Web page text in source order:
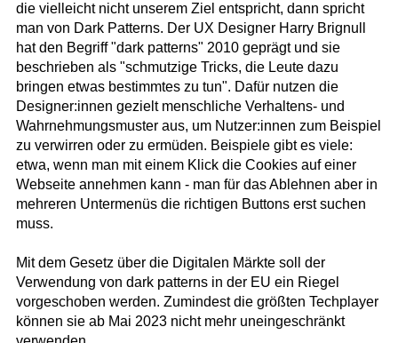
die vielleicht nicht unserem Ziel entspricht, dann spricht
man von Dark Patterns. Der UX Designer Harry Brignull
hat den Begriff "dark patterns" 2010 geprägt und sie
beschrieben als "schmutzige Tricks, die Leute dazu
bringen etwas bestimmtes zu tun". Dafür nutzen die
Designer:innen gezielt menschliche Verhaltens- und
Wahrnehmungsmuster aus, um Nutzer:innen zum Beispiel
zu verwirren oder zu ermüden. Beispiele gibt es viele:
etwa, wenn man mit einem Klick die Cookies auf einer
Webseite annehmen kann - man für das Ablehnen aber in
mehreren Untermenüs die richtigen Buttons erst suchen
muss.
Mit dem Gesetz über die Digitalen Märkte soll der
Verwendung von dark patterns in der EU ein Riegel
vorgeschoben werden. Zumindest die größten Techplayer
können sie ab Mai 2023 nicht mehr uneingeschränkt